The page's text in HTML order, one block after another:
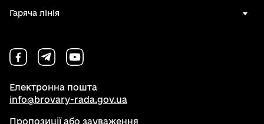
Гаряча лінія
Електронна пошта
info@brovary-rada.gov.ua
Пропозиції або зауваження